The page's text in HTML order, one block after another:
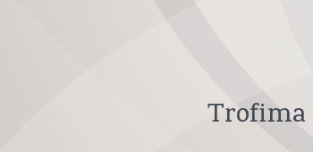
Trofima